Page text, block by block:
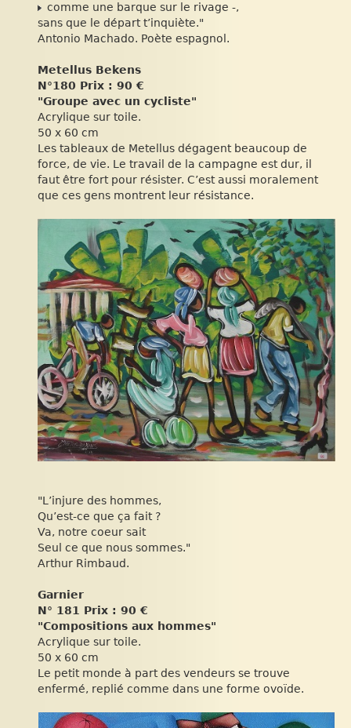
comme une barque sur le rivage -,
sans que le départ t’inquiète."
Antonio Machado. Poète espagnol.
Metellus Bekens
N°180 Prix : 90 €
"Groupe avec un cycliste"
Acrylique sur toile.
50 x 60 cm
Les tableaux de Metellus dégagent beaucoup de
force, de vie. Le travail de la campagne est dur, il
faut être fort pour résister. C’est aussi moralement
que ces gens montrent leur résistance.
"L’injure des hommes,
Qu’est-ce que ça fait ?
Va, notre coeur sait
Seul ce que nous sommes."
Arthur Rimbaud.
Garnier
N° 181 Prix : 90 €
"Compositions aux hommes"
Acrylique sur toile.
50 x 60 cm
Le petit monde à part des vendeurs se trouve
enfermé, replié comme dans une forme ovoïde.